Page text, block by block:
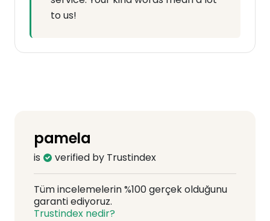
to us!
pamela
is verified by Trustindex
Tüm incelemelerin %100 gerçek olduğunu
garanti ediyoruz.
Trustindex nedir?